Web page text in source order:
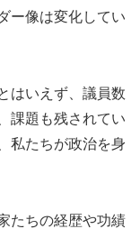
ー像は変化してい
はいえず、議員数
課題も残されてい
私たちが政治を身
たちの経歴や功績